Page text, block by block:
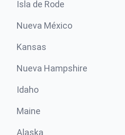
Isla de Rode
Nueva México
Kansas
Nueva Hampshire
Idaho
Maine
Alaska